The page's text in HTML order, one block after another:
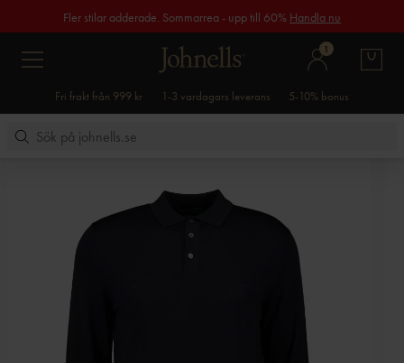
Fler stilar adderade. Sommarrea - upp till 60% Handla nu
1
Fri frakt från 999 kr 1-3 vardagars leverans 5-10% bonus